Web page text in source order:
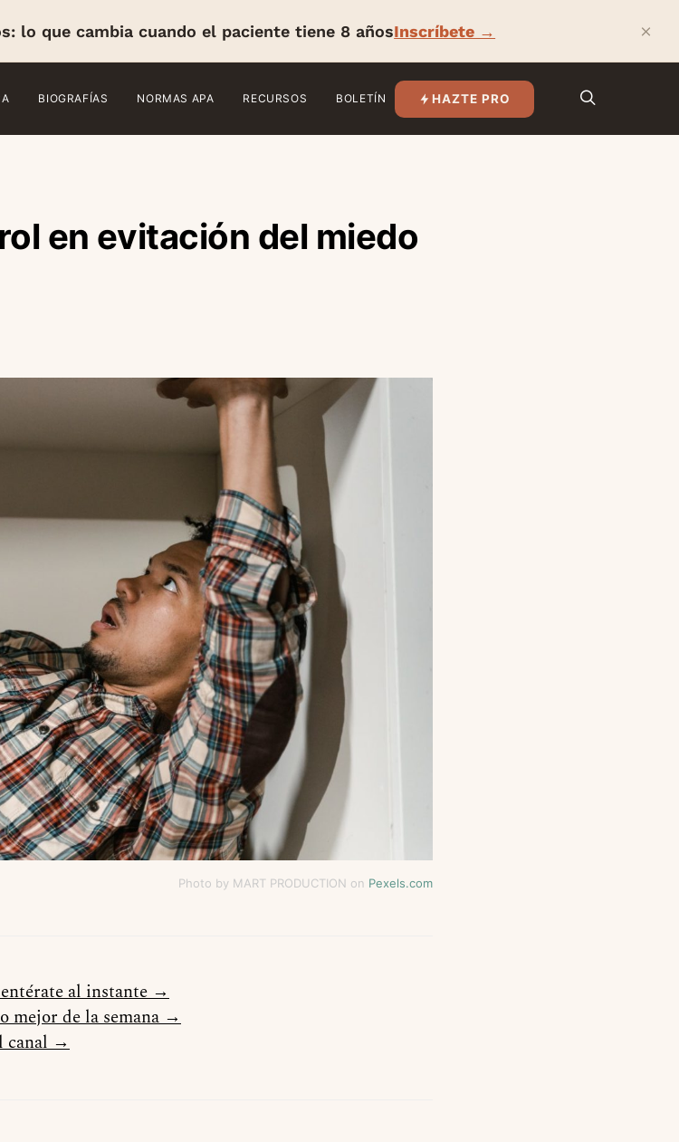
lo que cambia cuando el paciente tiene 8 añosInscríbete → ×
BIOGRAFÍAS NORMAS APA RECURSOS BOLETÍN HAZTE PRO
en evitación del miedo
Photo by MART PRODUCTION on Pexels.com
al instante →
mejor de la semana →
canal →